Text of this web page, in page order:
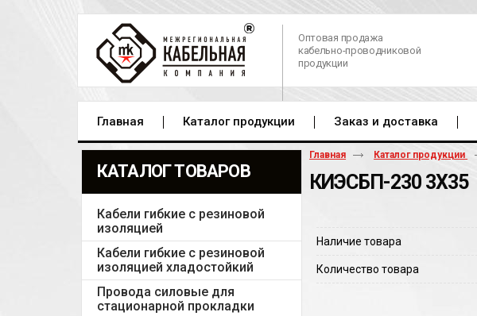
Оптовая продажа
кабельно-проводниковой
продукции
Главная Каталог продукции Заказ и доставка
КАТАЛОГ ТОВАРОВ
Кабели гибкие с резиновой
изоляцией
Кабели гибкие с резиновой
изоляцией хладостойкий
Провода силовые для
стационарной прокладки
Главная Каталог продукции
КИЭСБП-230 3Х35
Наличие товара
Количество товара